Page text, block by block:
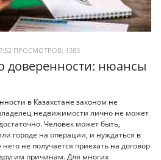
ПРОСМОТРОВ: 1383
доверенности: нюансы
в Казахстане законом не
недвижимости лично не может
Человек может быть,
городе на операции, и нуждаться в
не получается приехать на договор
причинам. Для многих